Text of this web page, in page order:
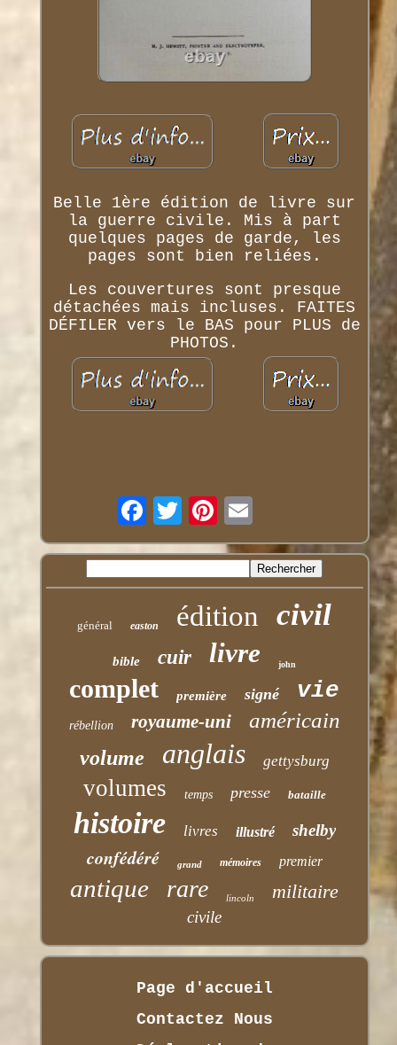
Belle 1ère édition de livre sur
la guerre civile. Mis à part
quelques pages de garde, les
pages sont bien reliées.
Les couvertures sont presque
détachées mais incluses. FAITES
DÉFILER vers le BAS pour PLUS de
PHOTOS.
général easton édition civil
bible cuir livre john
complet première signé vie
rébellion royaume-uni américain
volume anglais gettysburg
volumes temps presse bataille
histoire livres illustré shelby
confédéré grand mémoires premier
antique rare lincoln militaire
civile
Page d'accueil
Contactez Nous